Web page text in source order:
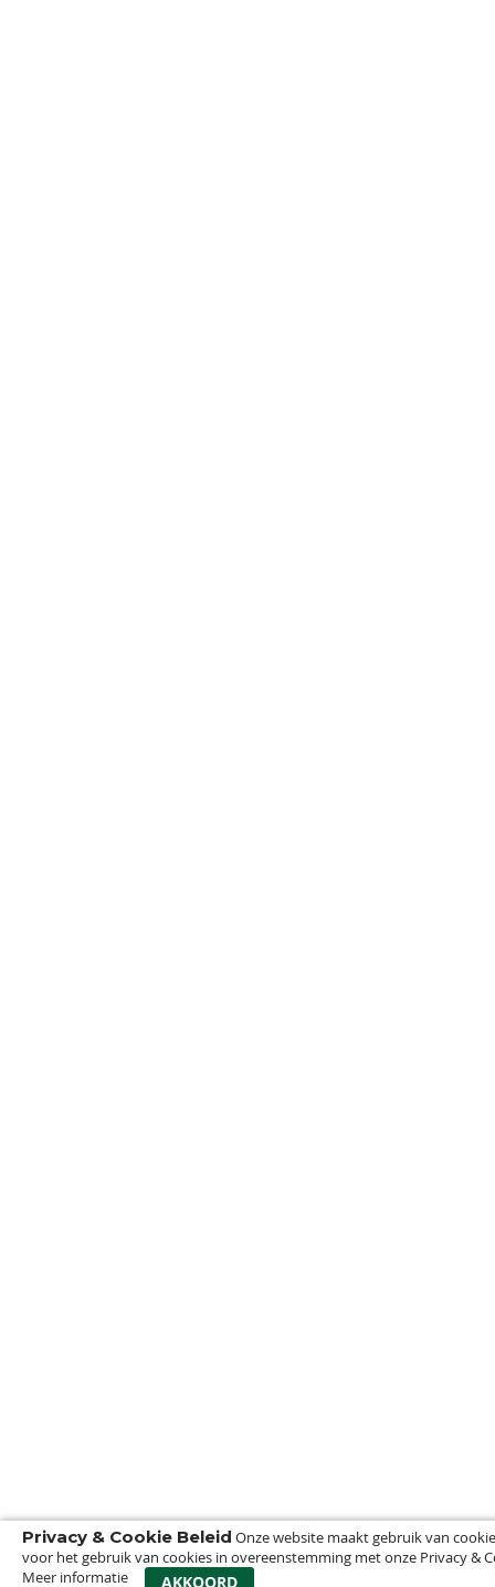
Privacy & Cookie Beleid Onze website maakt gebruik van
voor het gebruik van cookies in overeenstemming met onze Privacy &
Meer informatie
AKKOORD